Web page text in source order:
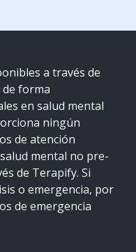
a través de
forma
en salud mental
ningún
de atención
mental no pre-
de Terapify. Si
o emergencia, por
de emergencia